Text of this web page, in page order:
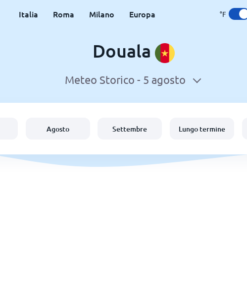
Italia Roma Milano Europa °F
Douala
Meteo Storico - 5 agosto
Agosto Settembre Lungo termine